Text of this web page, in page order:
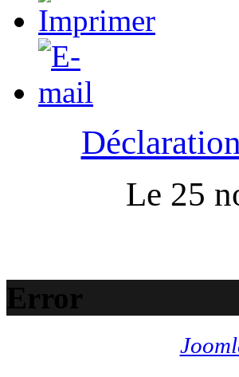
Le 25
Error